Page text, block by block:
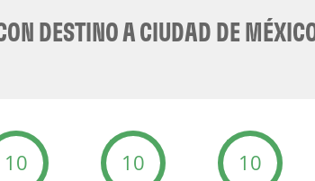
DESTINO A CIUDAD DE
10 10 10